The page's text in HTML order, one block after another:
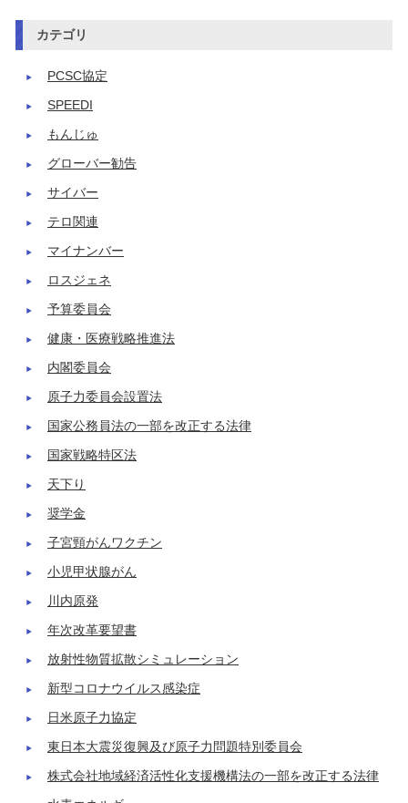
カテゴリ
PCSC協定
SPEEDI
もんじゅ
グローバー勧告
サイバー
テロ関連
マイナンバー
ロスジェネ
予算委員会
健康・医療戦略推進法
内閣委員会
原子力委員会設置法
国家公務員法の一部を改正する法律
国家戦略特区法
天下り
奨学金
子宮頸がんワクチン
小児甲状腺がん
川内原発
年次改革要望書
放射性物質拡散シミュレーション
新型コロナウイルス感染症
日米原子力協定
東日本大震災復興及び原子力問題特別委員会
株式会社地域経済活性化支援機構法の一部を改正する法律